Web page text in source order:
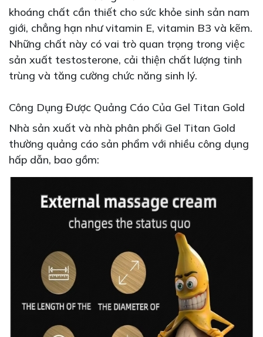
khoáng chất cần thiết cho sức khỏe sinh sản nam
giới, chẳng hạn như vitamin E, vitamin B3 và kẽm.
Những chất này có vai trò quan trọng trong việc
sản xuất testosterone, cải thiện chất lượng tinh
trùng và tăng cường chức năng sinh lý.
Công Dụng Được Quảng Cáo Của Gel Titan Gold
Nhà sản xuất và nhà phân phối Gel Titan Gold
thường quảng cáo sản phẩm với nhiều công dụng
hấp dẫn, bao gồm: